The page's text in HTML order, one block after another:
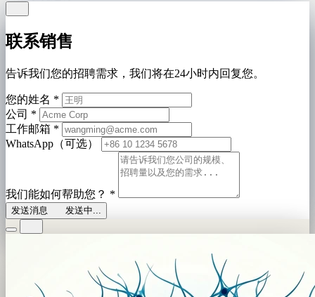
联系销售
告诉我们您的招聘需求，我们将在24小时内回复您。
您的姓名 *
公司 *
工作邮箱 *
WhatsApp（可选）
我们能如何帮助您？ *
发送消息 发送中...